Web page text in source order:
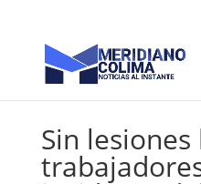
Sin lesiones